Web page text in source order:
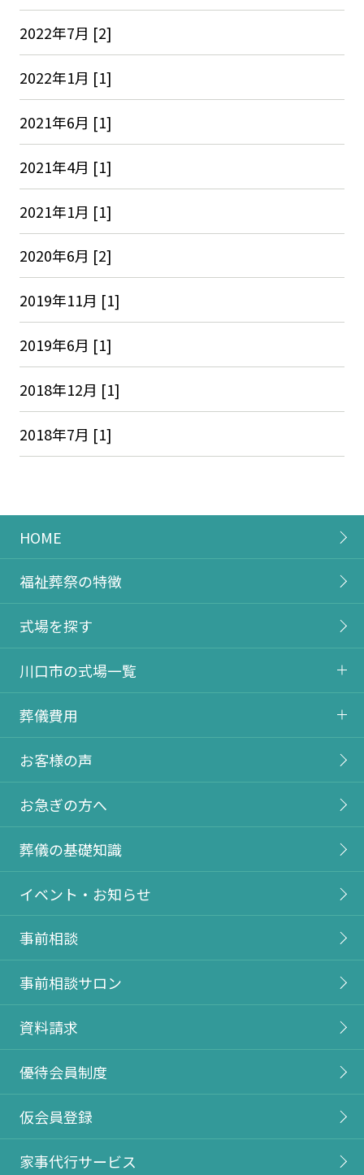
2022年7月 [2]
2022年1月 [1]
2021年6月 [1]
2021年4月 [1]
2021年1月 [1]
2020年6月 [2]
2019年11月 [1]
2019年6月 [1]
2018年12月 [1]
2018年7月 [1]
HOME
福祉葬祭の特徴
式場を探す
川口市の式場一覧
葬儀費用
お客様の声
お急ぎの方へ
葬儀の基礎知識
イベント・お知らせ
事前相談
事前相談サロン
資料請求
優待会員制度
仮会員登録
家事代行サービス